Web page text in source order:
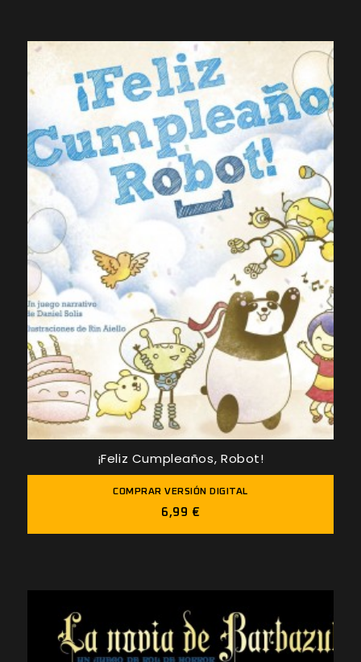
¡Feliz Cumpleaños, Robot!
COMPRAR VERSIÓN DIGITAL
6,99 €